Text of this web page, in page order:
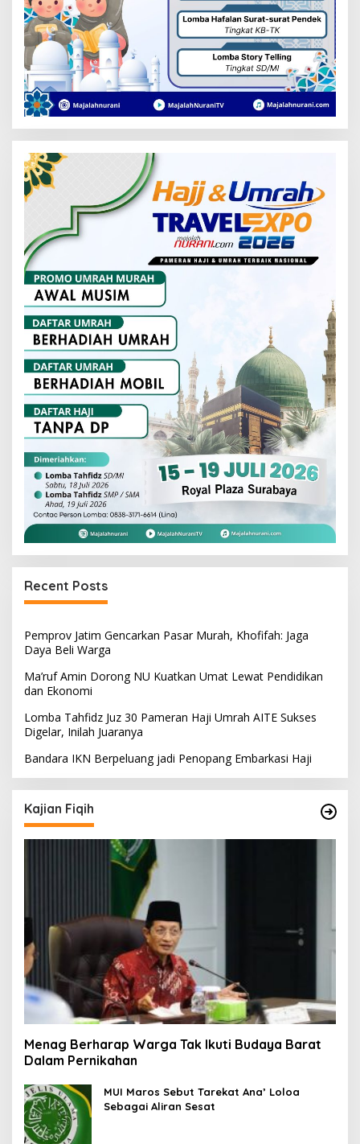
Recent Posts
Pemprov Jatim Gencarkan Pasar Murah, Khofifah: Jaga
Daya Beli Warga
Ma’ruf Amin Dorong NU Kuatkan Umat Lewat Pendidikan
dan Ekonomi
Lomba Tahfidz Juz 30 Pameran Haji Umrah AITE Sukses
Digelar, Inilah Juaranya
Bandara IKN Berpeluang jadi Penopang Embarkasi Haji
Kajian Fiqih
Menag Berharap Warga Tak Ikuti Budaya Barat
Dalam Pernikahan
MUI Maros Sebut Tarekat Ana’ Loloa
Sebagai Aliran Sesat